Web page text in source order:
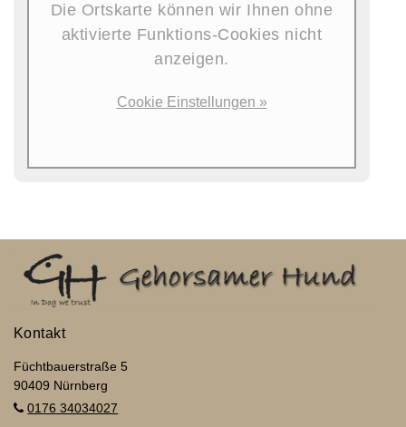
Die Ortskarte können wir Ihnen ohne
aktivierte Funktions-Cookies nicht
anzeigen.
Cookie Einstellungen »
Kontakt
Füchtbauerstraße 5
90409 Nürnberg
0176 34034027